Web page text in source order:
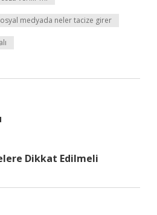
medyada neler tacize girer
Dikkat Edilmeli